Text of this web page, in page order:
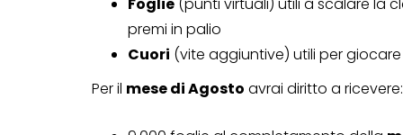
Foglie (punti virtuali) utili a scalare la
premi in palio
Cuori (vite aggiuntive) utili per
Per il mese di Agosto avrai diritto a ricevere: